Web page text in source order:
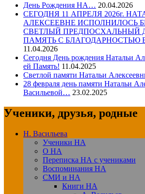
День Рождения НА… 20.04.2026
СЕГОДНЯ 11 АПРЕЛЯ 2026г.
АЛЕКСЕЕВНЕ ИСПОЛНИЛОСЬ
СВЕТЛЫЙ ПРЕДПОСХАЛЬНЫЙ
ПАМЯТЬ С БЛАГОДАРНОСТЬЮ
11.04.2026
Сегодня День рождения Натальи
ей Память! 11.04.2025
Светлой памяти Натальи
28 февраля день памяти Натальи
Васильевой… 23.02.2025
Ученики, друзья, родные
Н. Васильева
Ученики НА
О НА
Переписка НА с учениками
Воспоминания НА
СМИ и НА
Книги НА